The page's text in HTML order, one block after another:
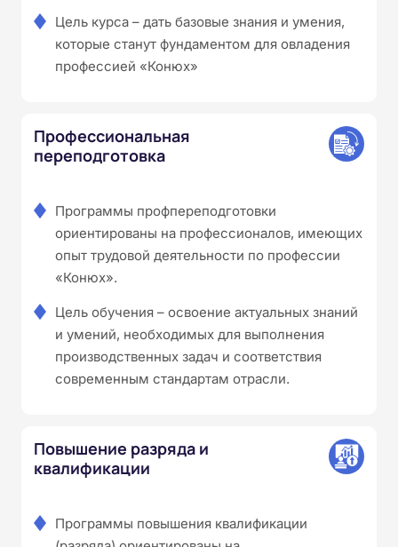
Цель курса – дать базовые знания и умения,
которые станут фундаментом для овладения
профессией «Конюх»
Профессиональная
переподготовка
Программы профпереподготовки
ориентированы на профессионалов, имеющих
опыт трудовой деятельности по профессии
«Конюх».
Цель обучения – освоение актуальных знаний
и умений, необходимых для выполнения
производственных задач и соответствия
современным стандартам отрасли.
Повышение разряда и
квалификации
Программы повышения квалификации